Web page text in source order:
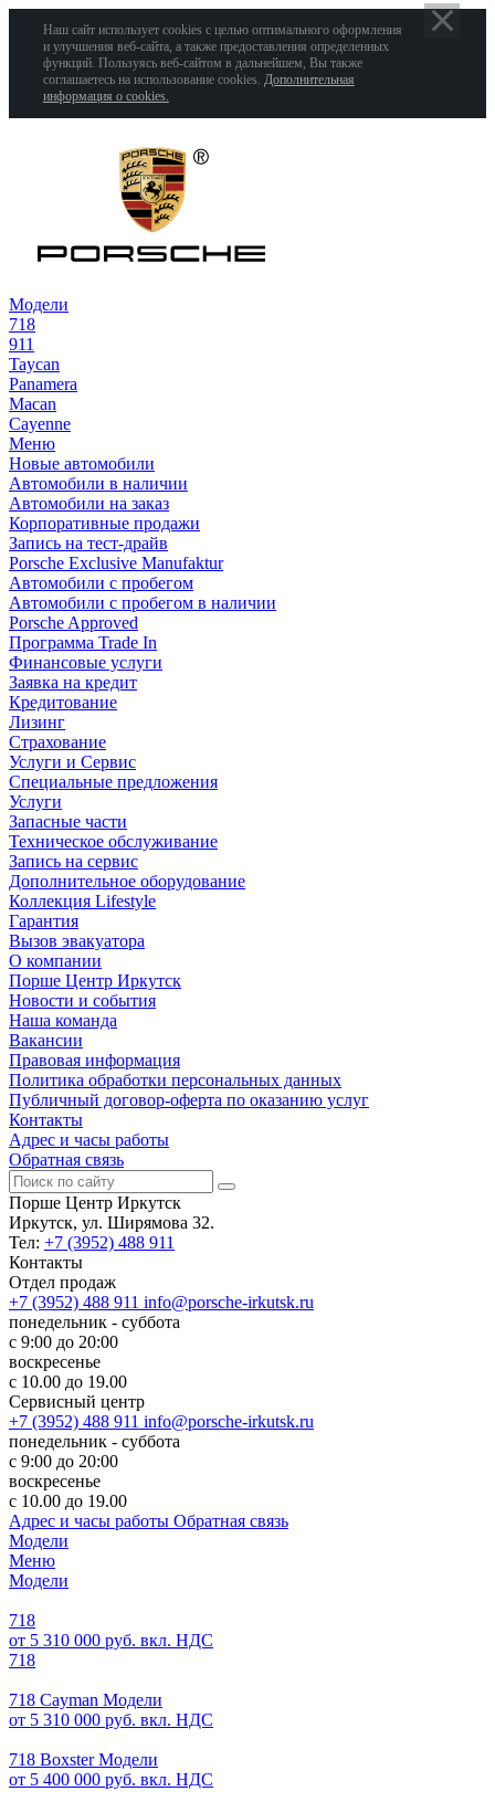
Наш сайт использует cookies с целью оптимального оформления
и улучшения веб-сайта, а также предоставления определенных
функций. Пользуясь веб-сайтом в дальнейшем, Вы также
соглашаетесь на использование cookies. Дополнительная
информация о cookies.
Модели
718
911
Taycan
Panamera
Macan
Cayenne
Меню
Новые автомобили
Автомобили в наличии
Автомобили на заказ
Корпоративные продажи
Запись на тест-драйв
Porsche Exclusive Manufaktur
Автомобили с пробегом
Автомобили с пробегом в наличии
Porsche Approved
Программа Trade In
Финансовые услуги
Заявка на кредит
Кредитование
Лизинг
Страхование
Услуги и Сервис
Специальные предложения
Услуги
Запасные части
Техническое обслуживание
Запись на сервис
Дополнительное оборудование
Коллекция Lifestyle
Гарантия
Вызов эвакуатора
О компании
Порше Центр Иркутск
Новости и события
Наша команда
Вакансии
Правовая информация
Политика обработки персональных данных
Публичный договор-оферта по оказанию услуг
Контакты
Адрес и часы работы
Обратная связь
Порше Центр Иркутск
Иркутск, ул. Ширямова 32.
Тел: +7 (3952) 488 911
Контакты
Отдел продаж
+7 (3952) 488 911 info@porsche-irkutsk.ru
понедельник - суббота
с 9:00 до 20:00
воскресенье
с 10.00 до 19.00
Сервисный центр
+7 (3952) 488 911 info@porsche-irkutsk.ru
понедельник - суббота
с 9:00 до 20:00
воскресенье
с 10.00 до 19.00
Адрес и часы работы Обратная связь
Модели
Меню
Модели
718
от 5 310 000 руб. вкл. НДС
718
718 Cayman Модели
от 5 310 000 руб. вкл. НДС
718 Boxster Модели
от 5 400 000 руб. вкл. НДС